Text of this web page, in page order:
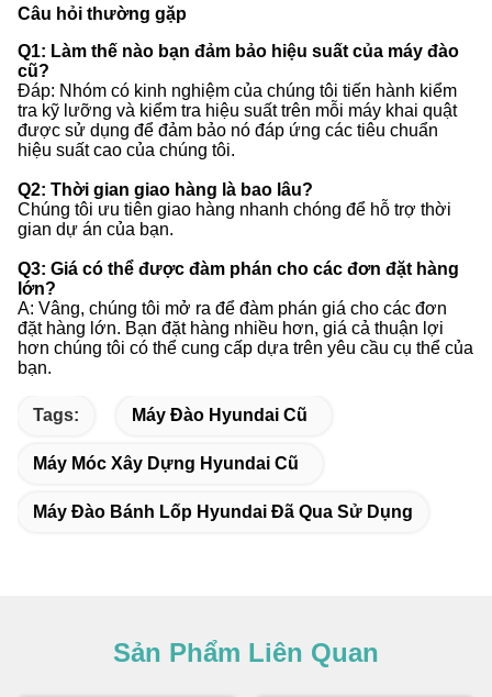
Câu hỏi thường gặp
Q1: Làm thế nào bạn đảm bảo hiệu suất của máy đào
cũ?
Đáp: Nhóm có kinh nghiệm của chúng tôi tiến hành kiểm
tra kỹ lưỡng và kiểm tra hiệu suất trên mỗi máy khai quật
được sử dụng để đảm bảo nó đáp ứng các tiêu chuẩn
hiệu suất cao của chúng tôi.
Q2: Thời gian giao hàng là bao lâu?
Chúng tôi ưu tiên giao hàng nhanh chóng để hỗ trợ thời
gian dự án của bạn.
Q3: Giá có thể được đàm phán cho các đơn đặt hàng
lớn?
A: Vâng, chúng tôi mở ra để đàm phán giá cho các đơn
đặt hàng lớn. Bạn đặt hàng nhiều hơn, giá cả thuận lợi
hơn chúng tôi có thể cung cấp dựa trên yêu cầu cụ thể của
bạn.
Tags: Máy Đào Hyundai Cũ
Máy Móc Xây Dựng Hyundai Cũ
Máy Đào Bánh Lốp Hyundai Đã Qua Sử Dụng
Sản Phẩm Liên Quan